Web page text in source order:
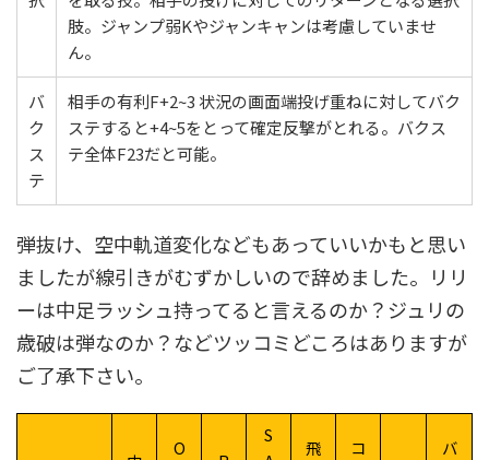
肢。ジャンプ弱Kやジャンキャンは考慮していませ
ん。
バ
ク
ス
テ
相手の有利F+2~3 状況の画面端投げ重ねに対してバク
ステすると+4~5をとって確定反撃がとれる。バクス
テ全体F23だと可能。
弾抜け、空中軌道変化などもあっていいかもと思い
ましたが線引きがむずかしいので辞めました。リリ
ーは中足ラッシュ持ってると言えるのか？ジュリの
歳破は弾なのか？などツッコミどころはありますが
ご了承下さい。
O
S
飛 コ バ